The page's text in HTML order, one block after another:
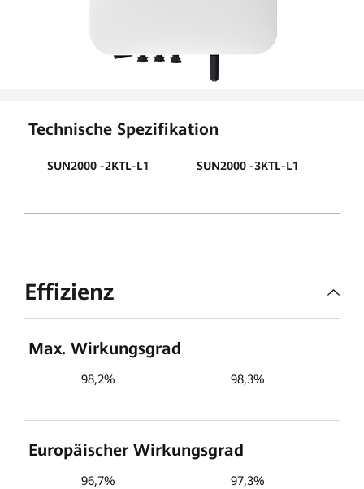
Technische Spezifikation
SUN2000 -2KTL-L1 SUN2000 -3KTL-L1
Effizienz
Max. Wirkungsgrad
98,2% 98,3%
Europäischer Wirkungsgrad
96,7% 97,3%